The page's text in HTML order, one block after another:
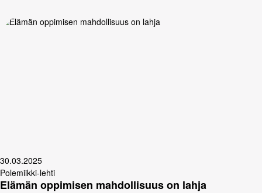
30.03.2025
Polemiikki-lehti
Elämän oppimisen mahdollisuus on lahja